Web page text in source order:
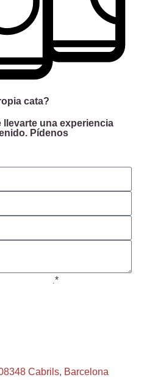
cata?
llevarte una experiencia
Pídenos
.*
Cabrils, Barcelona